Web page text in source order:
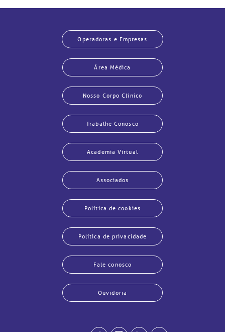
Operadoras e Empresas
Área Médica
Nosso Corpo Clínico
Trabalhe Conosco
Academia Virtual
Associados
Política de cookies
Política de privacidade
Fale conosco
Ouvidoria